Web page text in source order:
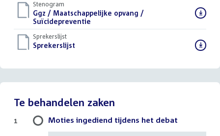
Stenogram
Download
bestand:
Ggz / Maatschappelijke opvang /
Suïcidepreventie
Sprekerslijst
Download
Sprekerslijst
Te behandelen zaken
Moties ingediend tijdens het debat
1